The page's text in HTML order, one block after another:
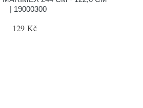
| 19000300
129 Kč